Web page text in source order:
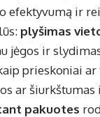
efektyvumą ir
plyšimas
jėgos ir
prieskoniai
ar šiurkštumas
pakuotes